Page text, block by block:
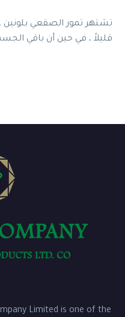
تشتهر تمور الصقعي بلونين
قليلاً ، في حين أن باقي
Limited is one of the